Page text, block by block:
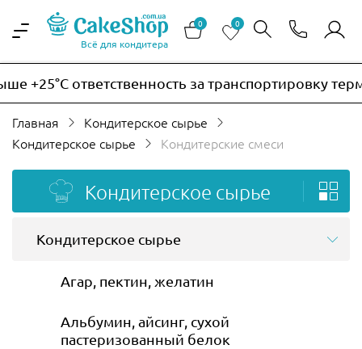
Всё для кондитера
0 0
ответственность за транспортировку
Главная
Кондитерское сырье
Кондитерское сырье
Кондитерские смеси
Кондитерское сырье
Кондитерское сырье
Агар, пектин, желатин
Альбумин, айсинг, сухой
пастеризованный белок